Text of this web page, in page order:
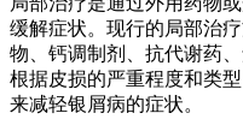
缓解症状。现行的局部治
物、钙调制剂、抗代谢药
根据皮损的严重程度和类
来减轻银屑病的症状。